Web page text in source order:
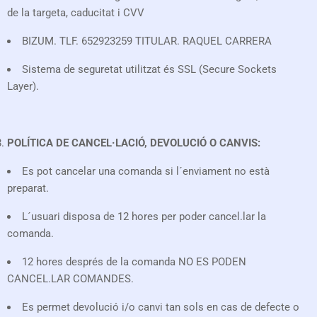
de la targeta, caducitat i CVV
BIZUM. TLF. 652923259 TITULAR. RAQUEL CARRERA
Sistema de seguretat utilitzat és SSL (Secure Sockets
Layer).
POLÍTICA DE CANCEL·LACIÓ, DEVOLUCIÓ O CANVIS:
Es pot cancelar una comanda si l´enviament no està
preparat.
L´usuari disposa de 12 hores per poder cancel.lar la
comanda.
12 hores després de la comanda NO ES PODEN
CANCEL.LAR COMANDES.
Es permet devolució i/o canvi tan sols en cas de defecte o